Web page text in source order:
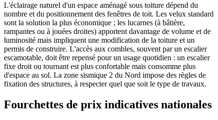
L'éclairage naturel d'un espace aménagé sous toiture dépend du
nombre et du positionnement des fenêtres de toit. Les velux standard
sont la solution la plus économique ; les lucarnes (à bâtière,
rampantes ou à jouées droites) apportent davantage de volume et de
luminosité mais impliquent une modification de la toiture et un
permis de construire. L'accès aux combles, souvent par un escalier
escamotable, doit être repensé pour un usage quotidien : un escalier
fixe droit ou tournant est plus confortable mais consomme plus
d'espace au sol. La zone sismique 2 du Nord impose des règles de
fixation des structures, à respecter quel que soit le type de travaux.
Fourchettes de prix indicatives nationales